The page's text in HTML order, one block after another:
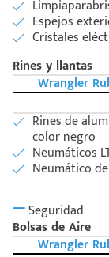
Espejos
Cristales
Rines y llantas
Wrangler
Rines de
color negro
Neumáticos
Neumático
Seguridad
Bolsas de Aire
Wrangler